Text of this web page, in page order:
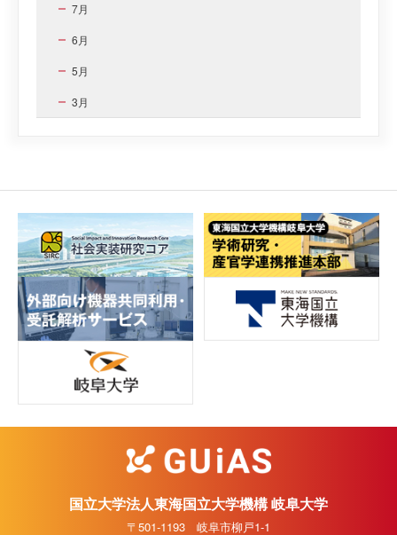
7月
6月
5月
3月
国立大学法人東海国立大学機構 岐阜大学
〒501-1193 岐阜市柳戸1-1